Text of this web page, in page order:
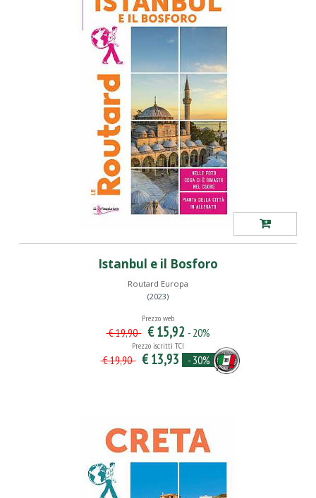
Istanbul e il Bosforo
Routard Europa
(2023)
Prezzo web
€ 19,90 € 15,92 - 20%
Prezzo iscritti TCI
€ 19,90 € 13,93 - 30%